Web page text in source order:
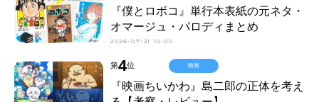
『僕とロボコ』単行本表紙の元ネタ・
オマージュ・パロディまとめ
2026-07-21 10:00
第4位
『映画ちいかわ』島二郎の正体を考え
映画